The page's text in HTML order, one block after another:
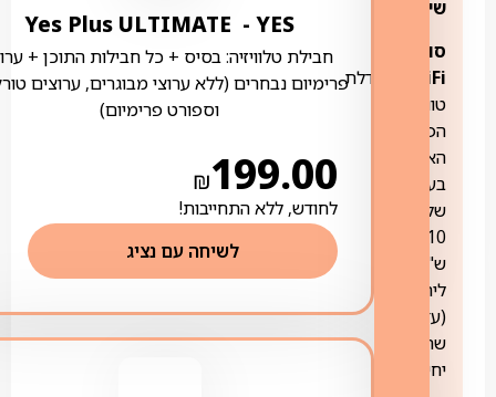
שירותים:
סופר
WiFi:
להגדלת
טווח
הפריסה
האלחוטית
בעלות
של
10
ש"ח
ליחידה
(עד
שתי
יחידות)
YES ‏- ‏ Yes Plus ULTIMATE
חבילת טלוויזיה: בסיס + כל חבילות התוכן +
פרימיום נבחרים (ללא ערוצי מבוגרים, ערוצים
וספורט פרימיום)
₪199.00
לחודש, ללא התחייבות!
לשיחה עם נציג